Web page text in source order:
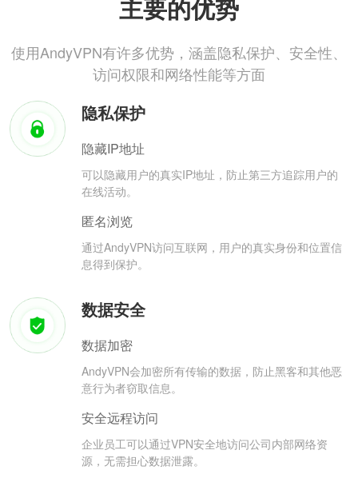
主要的优势
使用AndyVPN有许多优势，涵盖隐私保护、安全性、
访问权限和网络性能等方面
隐私保护
隐藏IP地址
可以隐藏用户的真实IP地址，防止第三方追踪用户的
在线活动。
匿名浏览
通过AndyVPN访问互联网，用户的真实身份和位置信
息得到保护。
数据安全
数据加密
AndyVPN会加密所有传输的数据，防止黑客和其他恶
意行为者窃取信息。
安全远程访问
企业员工可以通过VPN安全地访问公司内部网络资
源，无需担心数据泄露。